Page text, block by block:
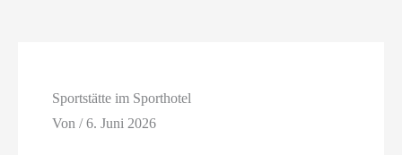
Sportstätte im Sporthotel
Von/6. Juni 2026